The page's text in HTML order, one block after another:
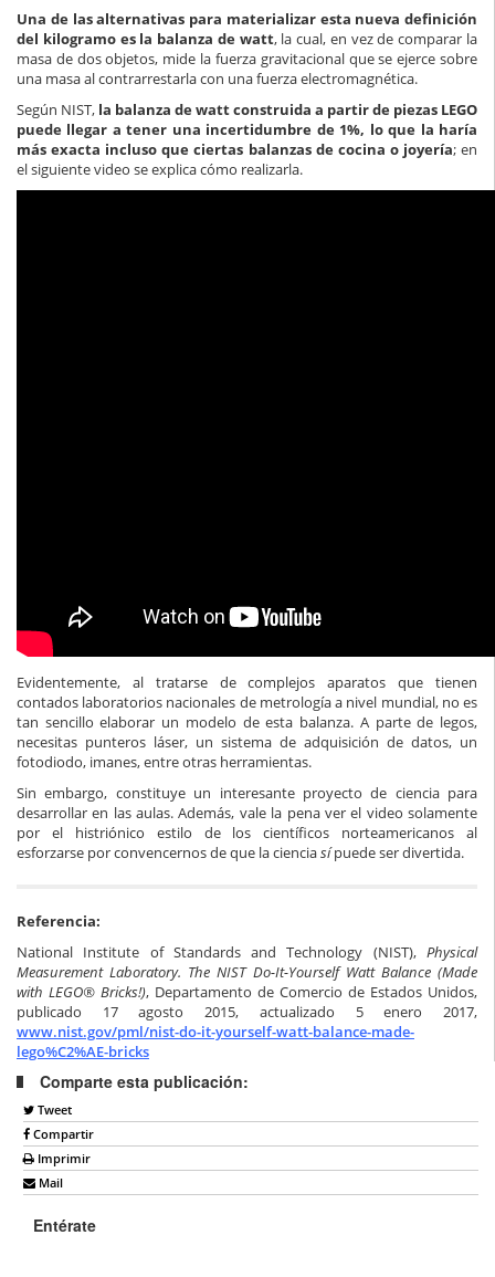
Una de las alternativas para materializar esta nueva definición
del kilogramo es la balanza de watt, la cual, en vez de comparar la
masa de dos objetos, mide la fuerza gravitacional que se ejerce sobre
una masa al contrarrestarla con una fuerza electromagnética.
Según NIST, la balanza de watt construida a partir de piezas LEGO
puede llegar a tener una incertidumbre de 1%, lo que la haría
más exacta incluso que ciertas balanzas de cocina o joyería; en
el siguiente video se explica cómo realizarla.
Evidentemente, al tratarse de complejos aparatos que tienen
contados laboratorios nacionales de metrología a nivel mundial, no es
tan sencillo elaborar un modelo de esta balanza. A parte de legos,
necesitas punteros láser, un sistema de adquisición de datos, un
fotodiodo, imanes, entre otras herramientas.
Sin embargo, constituye un interesante proyecto de ciencia para
desarrollar en las aulas. Además, vale la pena ver el video solamente
por el histriónico estilo de los científicos norteamericanos al
esforzarse por convencernos de que la cienciasípuede ser divertida.
Referencia:
National Institute of Standards and Technology (NIST), Physical
Measurement Laboratory. The NIST Do-It-Yourself Watt Balance (Made
with LEGO® Bricks!), Departamento de Comercio de Estados Unidos,
publicado 17 agosto 2015, actualizado 5 enero 2017,
www.nist.gov/pml/nist-do-it-yourself-watt-balance-made-
lego%C2%AE-bricks
Comparte esta publicación:
Tweet
Compartir
Imprimir
Mail
Entérate